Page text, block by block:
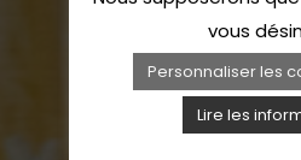
vous
Personnaliser les
Lire les